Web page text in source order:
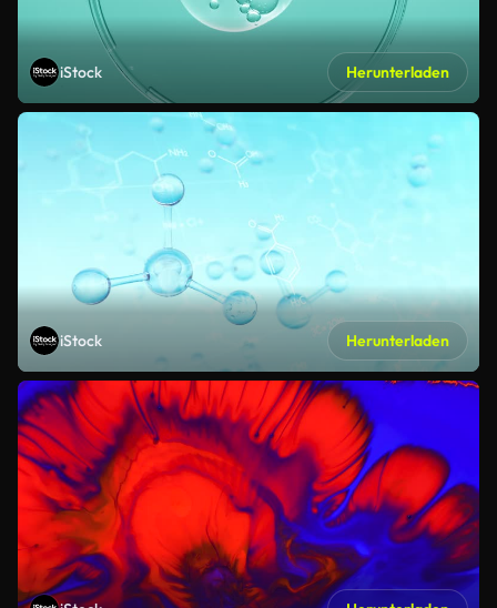
iStock Herunterladen
iStock Herunterladen